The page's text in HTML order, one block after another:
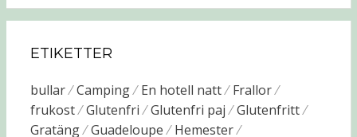
ETIKETTER
bullar Camping En hotell natt
Frallor
frukost
Glutenfri Glutenfri paj
Glutenfritt
Gratäng
Guadeloupe Hemester